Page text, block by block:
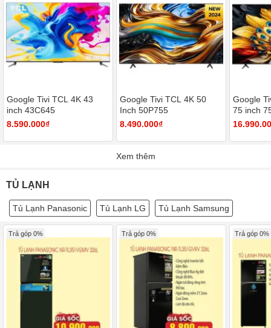
Google Tivi TCL 4K 43
inch 43C645
8.590.000₫
Google Tivi TCL 4K 50
Inch 50P755
8.490.000₫
Google
75 inch
Xem thêm
TỦ LẠNH
Tủ Lạnh Panasonic Tủ Lạnh LG Tủ Lạnh Samsung
Trả góp 0% Trả góp 0% Trả góp 0%